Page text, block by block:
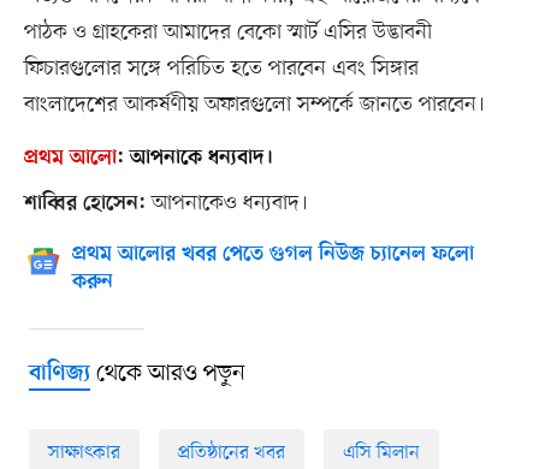
পাঠক ও গ্রাহকেরা আমাদের বেকো স্মার্ট এসির উদ্ভাবনী
ফিচারগুলোর সঙ্গে পরিচিত হতে পারবেন এবং সিঙ্গার
বাংলাদেশের আকর্ষণীয় অফারগুলো সম্পর্কে জানতে পারবেন।
প্রথম আলো:আপনাকে ধন্যবাদ।
শাব্বির হোসেন: আপনাকেও ধন্যবাদ।
প্রথম আলোর খবর পেতে গুগল নিউজ চ্যানেল ফলো
করুন
বাণিজ্যথেকে আরও পড়ুন
সাক্ষাৎকার প্রতিষ্ঠানের খবর এসি মিলান